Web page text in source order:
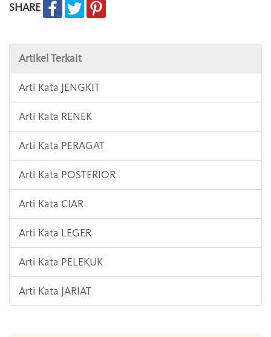
SHARE
Artikel Terkait
Arti Kata JENGKIT
Arti Kata RENEK
Arti Kata PERAGAT
Arti Kata POSTERIOR
Arti Kata CIAR
Arti Kata LEGER
Arti Kata PELEKUK
Arti Kata JARIAT